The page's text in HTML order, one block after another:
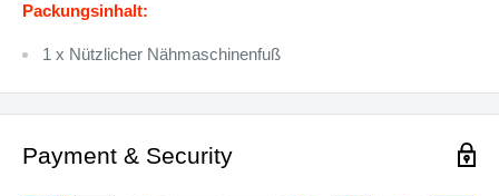
Packungsinhalt:
1 x Nützlicher Nähmaschinenfuß
Payment & Security